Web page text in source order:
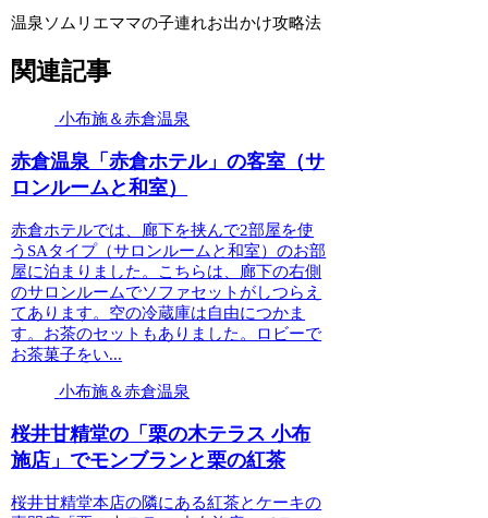
温泉ソムリエママの子連れお出かけ攻略法
関連記事
小布施＆赤倉温泉
赤倉温泉「赤倉ホテル」の客室（サ
ロンルームと和室）
赤倉ホテルでは、廊下を挟んで2部屋を使
うSAタイプ（サロンルームと和室）のお部
屋に泊まりました。こちらは、廊下の右側
のサロンルームでソファセットがしつらえ
てあります。空の冷蔵庫は自由につかま
す。お茶のセットもありました。ロビーで
お茶菓子をい...
小布施＆赤倉温泉
桜井甘精堂の「栗の木テラス 小布
施店」でモンブランと栗の紅茶
桜井甘精堂本店の隣にある紅茶とケーキの